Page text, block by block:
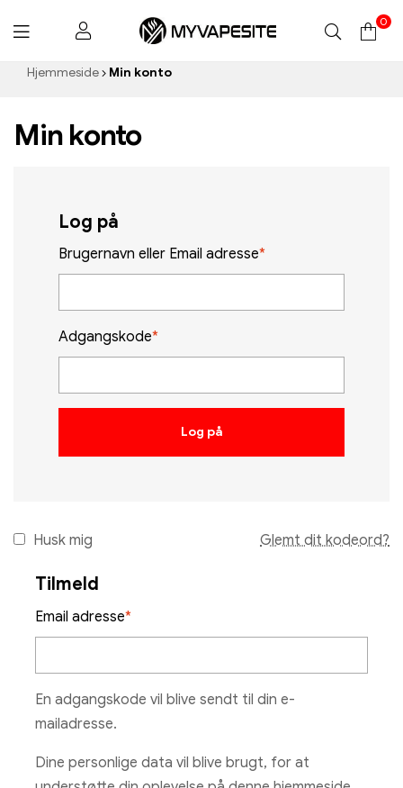
Myvapesite.de
0
Hjemmeside Min konto
Min konto
Log på
Brugernavn eller Email adresse*
Adgangskode*
Log på
Husk mig Glemt dit kodeord?
Tilmeld
Email adresse*
En adgangskode vil blive sendt til din e-
mailadresse.
Dine personlige data vil blive brugt, for at